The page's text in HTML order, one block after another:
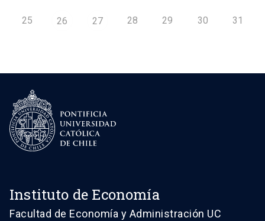
25 26 27 28 29 30 31
Instituto de Economía
Facultad de Economía y Administración UC